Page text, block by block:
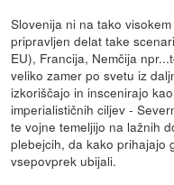
Slovenija ni na tako
pripravljen delat take
EU), Francija, Nemčija
veliko zamer po svetu iz
izkoriščajo in inscenirajo
imperialističnih ciljev -
te vojne temeljijo na lažnih
plebejcih, da kako prihajajo
vsepovprek ubijali.